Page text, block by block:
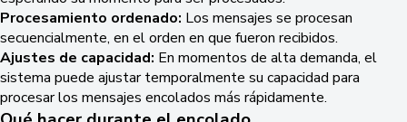
Procesamiento ordenado: Los mensajes se procesan
secuencialmente, en el orden en que fueron recibidos.
Ajustes de capacidad: En momentos de alta demanda, el
sistema puede ajustar temporalmente su capacidad para
procesar los mensajes encolados más rápidamente.